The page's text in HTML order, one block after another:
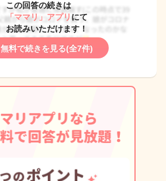
この回答の続きは
「ママリ」アプリ にて
お読みいただけます！
無料で続きを見る(全7件)